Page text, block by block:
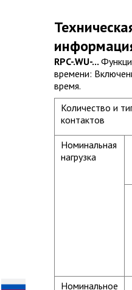
RPC-.WU-...
времени:
время.
Количество и
контактов
Номинальная
нагрузка
Номинальное